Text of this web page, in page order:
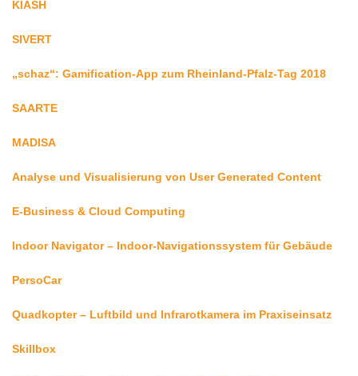
KIASH
SIVERT
„schaz“: Gamification-App zum Rheinland-Pfalz-Tag 2018
SAARTE
MADISA
Analyse und Visualisierung von User Generated Content
E-Business & Cloud Computing
Indoor Navigator – Indoor-Navigationssystem für Gebäude
PersoCar
Quadkopter – Luftbild und Infrarotkamera im Praxiseinsatz
Skillbox